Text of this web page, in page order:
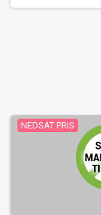
NEDSAT PRIS